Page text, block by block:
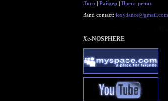
Лого | Райдер | Пресс-релиз
Band contact: lexydance@gmail.com
Xe-NOSPHERE